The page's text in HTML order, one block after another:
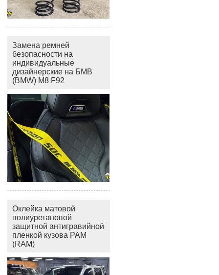
Замена ремней
безопасности на
индивидуальные
дизайнерские на БМВ
(BMW) M8 F92
Оклейка матовой
полиуретановой
защитной антигравийной
пленкой кузова РАМ
(RAM)